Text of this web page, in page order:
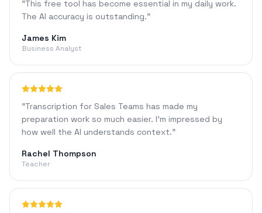
"This free tool has become essential in my daily work.
The AI accuracy is outstanding."
James Kim
Business Analyst
"Transcription for Sales Teams has made my
preparation work so much easier. I'm impressed by
how well the AI understands context."
Rachel Thompson
Teacher